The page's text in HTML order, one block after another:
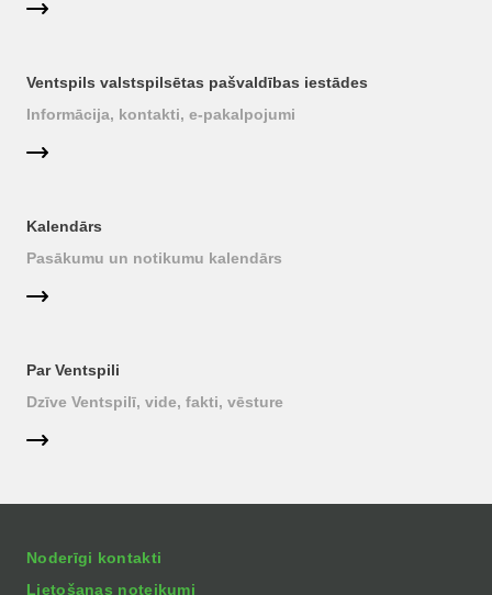
Ventspils valstspilsētas pašvaldības iestādes
Informācija, kontakti, e-pakalpojumi
Kalendārs
Pasākumu un notikumu kalendārs
Par Ventspili
Dzīve Ventspilī, vide, fakti, vēsture
Noderīgi kontakti
Lietošanas noteikumi